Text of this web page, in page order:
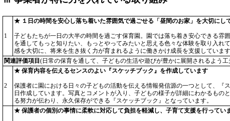
1
★ １日の時間を安心し落ち着いた雰囲気で過ごせる「昼間のお家」を大切にし
子どもたちが一日の大半の時間を過ごす保育園。園では落ち着き安心できる
を通してもっと知りたい、もっとやってみたいと思える色々な体験を取り入
感を大切に、将来を生き抜く力が育まれるように働きかけ成長を支援しています
関連評価項目(日常の保育を通して、子どもの生活や遊びが豊かに展開されるよう
2
★ 保育内容を伝えるセンスのよい『スケッチブック』を作成しています
保護者に園における日々の子どもの活動を伝える情報発信源の一つとして、『
日作成しています。写真とコメントが入り、子どもの様子が詳細にわかるも
る努力が伝わり、永久保存ができる『スケッチブック』となっています。
★ 保護者の個別の事情に柔軟に対応して負担を軽減し、子育て支援を行ってい